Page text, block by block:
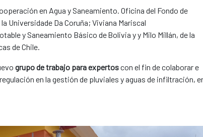
en Agua y Saneamiento. Oficina del Fondo de
Universidade Da Coruña; Viviana Mariscal
y Saneamiento Básico de Bolivia y y Milo Millán, de la
de Chile.
grupo de trabajo para expertoscon el fin de colaborar e
en la gestión de pluviales y aguas de infiltración,